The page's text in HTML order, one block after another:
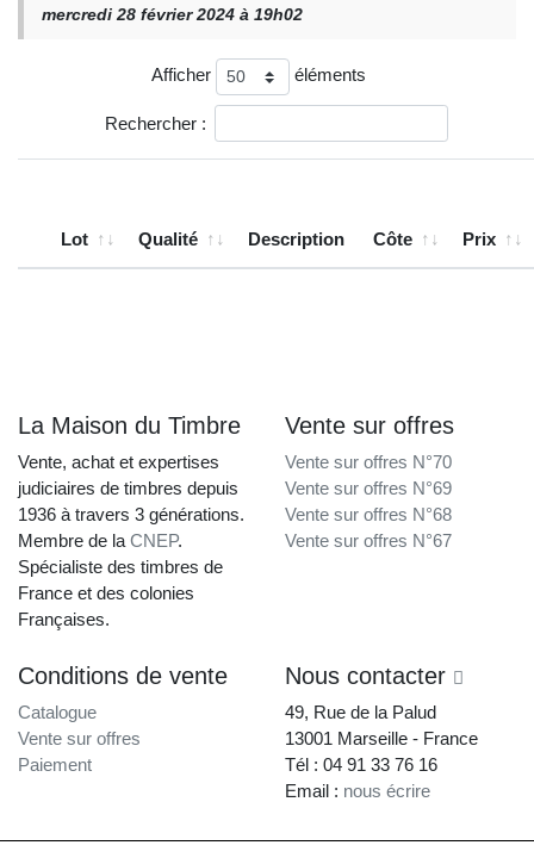
mercredi 28 février 2024 à 19h02
Afficher éléments
Rechercher :
Lot Qualité Description Côte Prix
La Maison du Timbre
Vente, achat et expertises
judiciaires de timbres depuis
1936 à travers 3 générations.
Membre de la CNEP.
Spécialiste des timbres de
France et des colonies
Françaises.
Vente sur offres
Vente sur offres N°70
Vente sur offres N°69
Vente sur offres N°68
Vente sur offres N°67
Conditions de vente
Catalogue
Vente sur offres
Paiement
Nous contacter
49, Rue de la Palud
13001 Marseille - France
Tél : 04 91 33 76 16
Email : nous écrire